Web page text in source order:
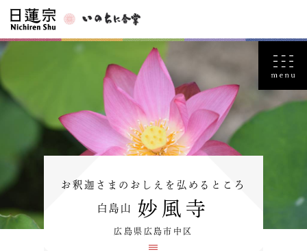
お釈迦さまのおしえを弘めるところ
白島山 妙風寺
広島県広島市中区